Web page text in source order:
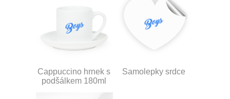
Cappuccino hrnek s
podšálkem 180ml
Samolepky srdce